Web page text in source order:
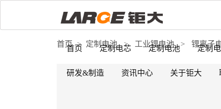
首页 定制电芯 定制电池 定制
研发&制造 资讯中心 关于钜大
首页 > 定制电池 > 工业锂电池 > 锂离子